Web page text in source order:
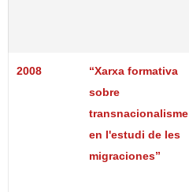
2008
“Xarxa formativa
sobre
transnacionalisme
en l'estudi de les
migraciones”